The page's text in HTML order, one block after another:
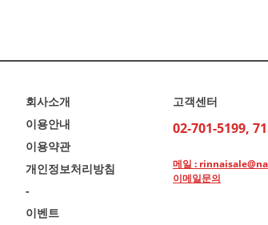
회사소개
이용안내
이용약관
개인정보처리방침
-
이벤트
고객센터
02-701-5199,
메일 :
이메일문의